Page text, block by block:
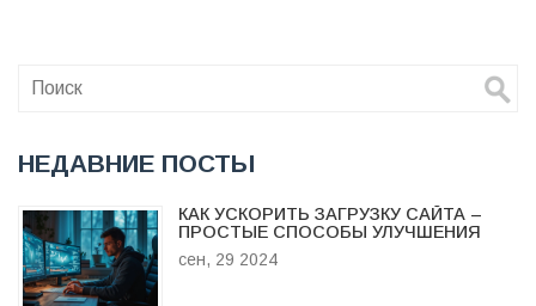
временно, и обсудим, почему иногда имеет смысл
НЕДАВНИЕ ПОСТЫ
КАК УСКОРИТЬ ЗАГРУЗКУ САЙТА –
ПРОСТЫЕ СПОСОБЫ УЛУЧШЕНИЯ
сен, 29 2024